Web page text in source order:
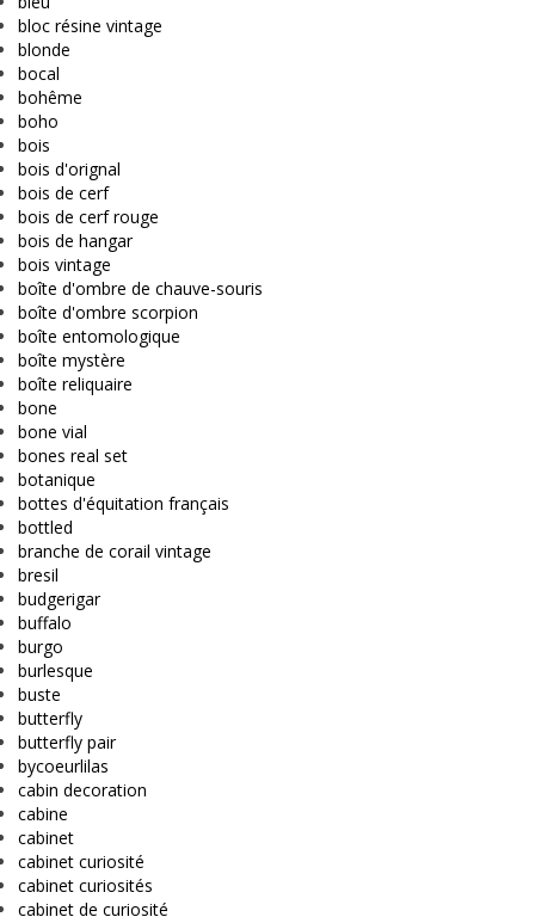
bloc résine vintage
blonde
bocal
bohême
boho
bois
bois d'orignal
bois de cerf
bois de cerf rouge
bois de hangar
bois vintage
boîte d'ombre de chauve-souris
boîte d'ombre scorpion
boîte entomologique
boîte mystère
boîte reliquaire
bone
bone vial
bones real set
botanique
bottes d'équitation français
bottled
branche de corail vintage
bresil
budgerigar
buffalo
burgo
burlesque
buste
butterfly
butterfly pair
bycoeurlilas
cabin decoration
cabine
cabinet
cabinet curiosité
cabinet curiosités
cabinet de curiosité